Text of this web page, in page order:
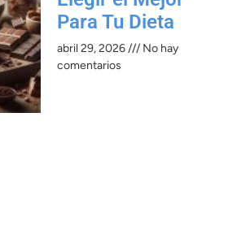
Para Tu Dieta
abril 29, 2026
No hay
comentarios